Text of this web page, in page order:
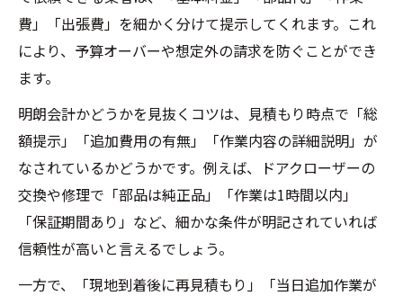
費」「出張費」を細かく分けて提示してくれます。これ
により、予算オーバーや想定外の請求を防ぐことができ
ます。
明朗会計かどうかを見抜くコツは、見積もり時点で「総
額提示」「追加費用の有無」「作業内容の詳細説明」が
なされているかどうかです。例えば、ドアクローザーの
交換や修理で「部品は純正品」「作業は1時間以内」
「保証期間あり」など、細かな条件が明記されていれば
信頼性が高いと言えるでしょう。
一方で、「現地到着後に再見積もり」「当日追加作業が